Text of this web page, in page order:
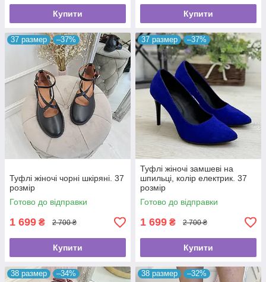
Купити Купити
37 размер –37%
Туфлі жіночі чорні шкіряні. 37
розмір
Готово до відправки
1 699 ₴ 2 700 ₴
Купити
37 размер –37%
Туфлі жіночі замшеві на
шпильці, колір електрик. 37
розмір
Готово до відправки
1 699 ₴ 2 700 ₴
Купити
38 размер –34% 38 размер –32%